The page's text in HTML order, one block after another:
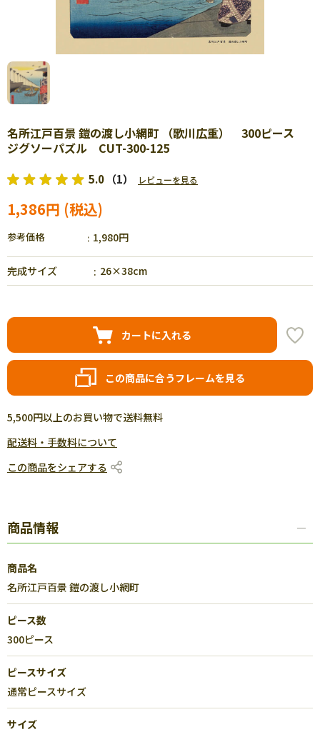
名所江戸百景 鎧の渡し小網町 （歌川広重） 300ピース
ジグソーパズル CUT-300-125
5.0 （1） レビューを見る
1,386円
参考価格 1,980円
完成サイズ 26×38cm
カートに入れる
この商品に合うフレームを見る
5,500円以上のお買い物で送料無料
配送料・手数料について
この商品をシェアする
商品情報
商品名
名所江戸百景 鎧の渡し小網町
ピース数
300ピース
ピースサイズ
通常ピースサイズ
サイズ